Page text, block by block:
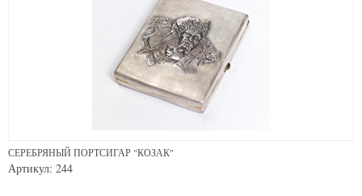
СЕРЕБРЯНЫЙ ПОРТСИГАР "КОЗАК"
Артикул: 244